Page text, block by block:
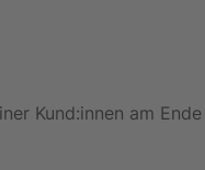
Kund:innen am